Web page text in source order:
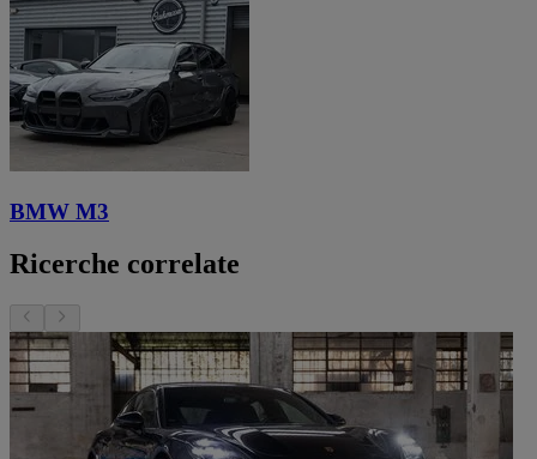
BMW M3
Ricerche correlate